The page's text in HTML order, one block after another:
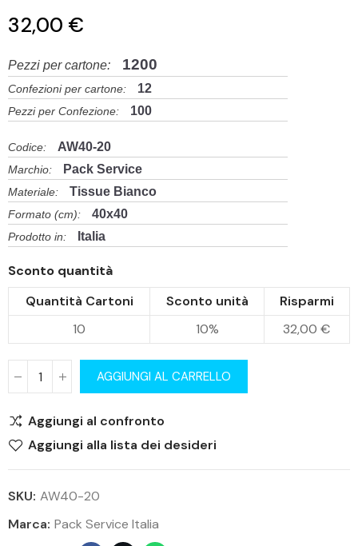
32,00 €
Pezzi per cartone: 1200
Confezioni per cartone: 12
Pezzi per Confezione: 100
Codice: AW40-20
Marchio: Pack Service
Materiale: Tissue Bianco
Formato (cm): 40x40
Prodotto in: Italia
Sconto quantità
Quantità Cartoni
Sconto unità
Risparmi
10
10% 32,00 €
AGGIUNGI AL CARRELLO
Aggiungi al confronto
Aggiungi alla lista dei desideri
SKU: AW40-20
Marca: Pack Service Italia